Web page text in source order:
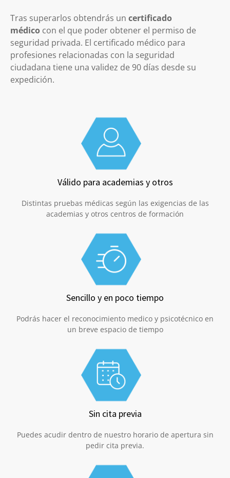
Tras superarlos obtendrás un certificado
médico con el que poder obtener el permiso de
seguridad privada. El certificado médico para
profesiones relacionadas con la seguridad
ciudadana tiene una validez de 90 días desde su
expedición.
Válido para academias y otros
Distintas pruebas médicas según las exigencias de las
academias y otros centros de formación
Sencillo y en poco tiempo
Podrás hacer el reconocimiento medico y psicotécnico en
un breve espacio de tiempo
Sin cita previa
Puedes acudir dentro de nuestro horario de apertura sin
pedir cita previa.